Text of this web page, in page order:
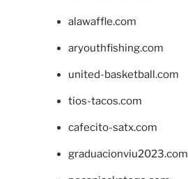
alawaffle.com
aryouthfishing.com
united-basketball.com
tios-tacos.com
cafecito-satx.com
graduacionviu2023.com